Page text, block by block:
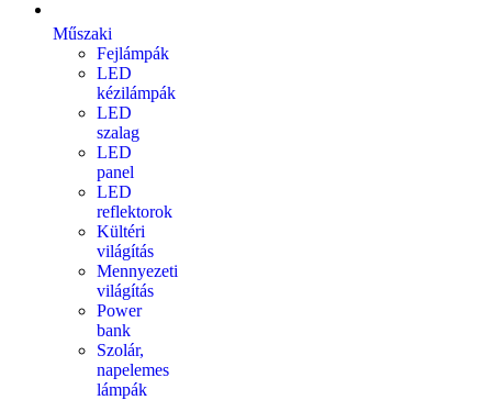
Műszaki
Fejlámpák
LED
kézilámpák
LED
szalag
LED
panel
LED
reflektorok
Kültéri
világítás
Mennyezeti
világítás
Power
bank
Szolár,
napelemes
lámpák